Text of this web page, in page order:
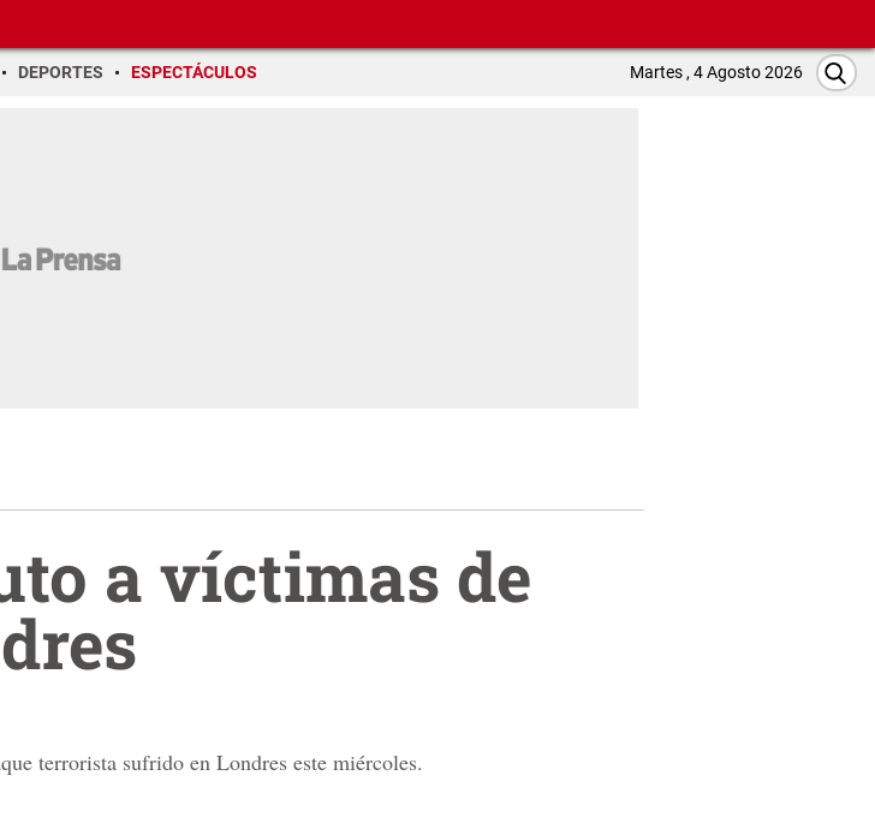
DEPORTES ESPECTÁCULOS Martes , 4 Agosto 2026
a víctimas de
terrorista sufrido en Londres este miércoles.